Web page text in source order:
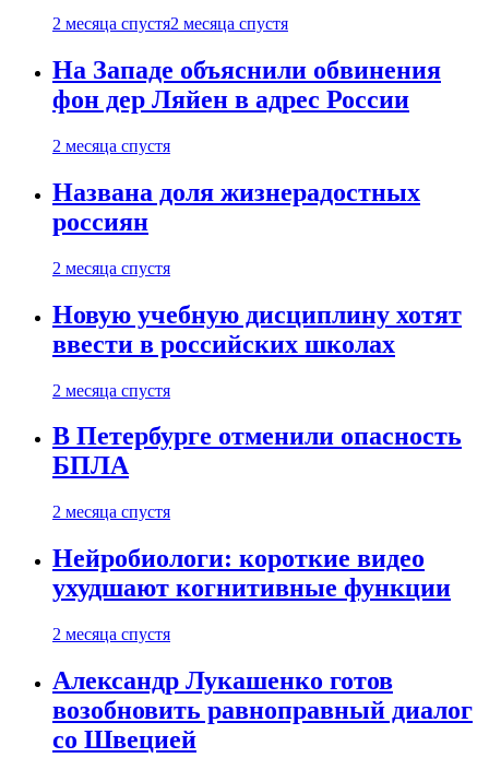
2 месяца спустя2 месяца спустя
На Западе объяснили обвинения
фон дер Ляйен в адрес России
2 месяца спустя
Названа доля жизнерадостных
россиян
2 месяца спустя
Новую учебную дисциплину хотят
ввести в российских школах
2 месяца спустя
В Петербурге отменили опасность
БПЛА
2 месяца спустя
Нейробиологи: короткие видео
ухудшают когнитивные функции
2 месяца спустя
Александр Лукашенко готов
возобновить равноправный диалог
со Швецией